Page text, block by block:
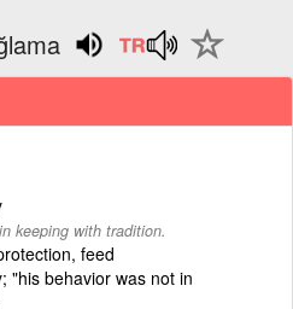
keeping with tradition.
feed
"his behavior was not in